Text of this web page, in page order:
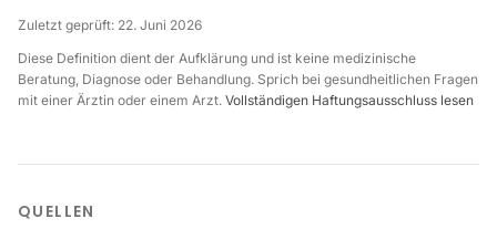
Zuletzt geprüft: 22. Juni 2026
Diese Definition dient der Aufklärung und ist keine medizinische
Beratung, Diagnose oder Behandlung. Sprich bei gesundheitlichen Fragen
mit einer Ärztin oder einem Arzt. Vollständigen Haftungsausschluss lesen
QUELLEN